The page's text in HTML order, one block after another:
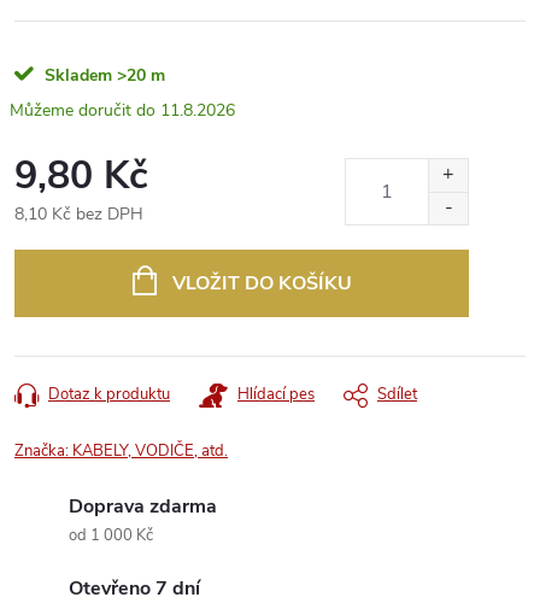
Skladem >20 m
11.8.2026
9,80 Kč
8,10 Kč bez DPH
VLOŽIT DO KOŠÍKU
Dotaz k produktu Hlídací pes Sdílet
Značka: KABELY, VODIČE, atd.
Doprava zdarma
od 1 000 Kč
Otevřeno 7 dní